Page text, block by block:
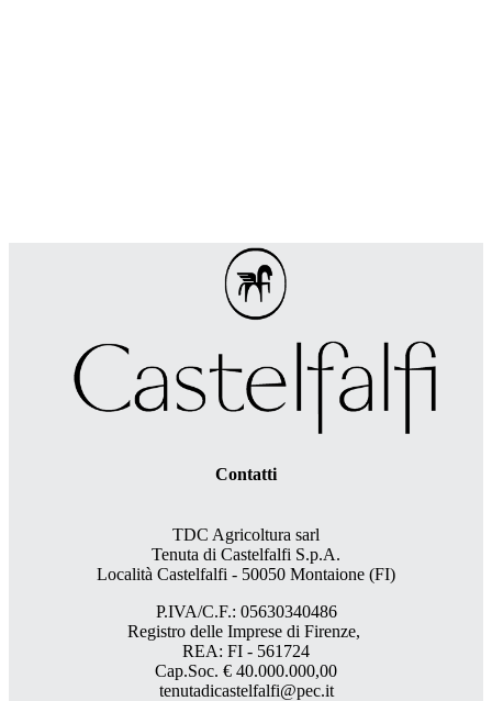
Contatti
TDC Agricoltura sarl
Tenuta di Castelfalfi S.p.A.
Località Castelfalfi - 50050 Montaione (FI)
P.IVA/C.F.: 05630340486
Registro delle Imprese di Firenze,
REA: FI - 561724
Cap.Soc. € 40.000.000,00
tenutadicastelfalfi@pec.it